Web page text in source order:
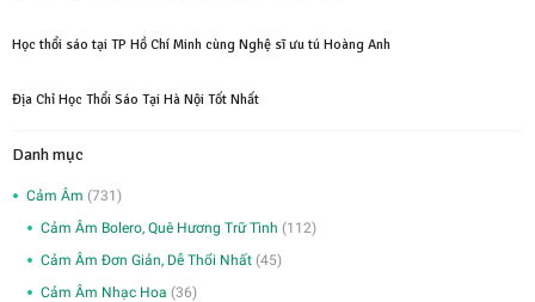
Học thổi sáo tại TP Hồ Chí Minh cùng Nghệ sĩ ưu tú Hoàng Anh
Địa Chỉ Học Thổi Sáo Tại Hà Nội Tốt Nhất
Danh mục
Cảm Âm (731)
Cảm Âm Bolero, Quê Hương Trữ Tình (112)
Cảm Âm Đơn Giản, Dễ Thổi Nhất (45)
Cảm Âm Nhạc Hoa (36)